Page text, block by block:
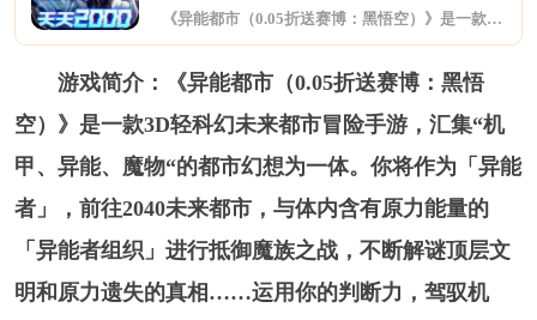
《异能都市（0.05折送赛博：黑悟空）》是一款3D轻科幻未来都市冒险手游，汇集“机甲、异能、魔物“的都市幻想为一体。你将作为「异能者」，前往2040未来都市，与体内含有原力能量的「异能者组织」进行抵御魔族之战，不断解谜顶层文明和原力遗失的真相……运用你的判断力，驾驭机甲、掌控异能，组团杀BOSS集时装，战前排兵布阵，抵御异界魔物入侵，在末世的史诗打出酣畅淋漓的一战吧！你，准备好开始这段「异能」之旅了吗？
游戏简介：《异能都市（0.05折送赛博：黑悟
空）》是一款3D轻科幻未来都市冒险手游，汇集“机
甲、异能、魔物“的都市幻想为一体。你将作为「异能
者」，前往2040未来都市，与体内含有原力能量的
「异能者组织」进行抵御魔族之战，不断解谜顶层文
明和原力遗失的真相……运用你的判断力，驾驭机